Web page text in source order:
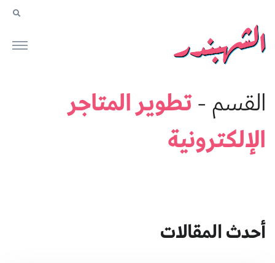
القسم -تطوير المتاجر
الإلكترونية
أحدث المقالات